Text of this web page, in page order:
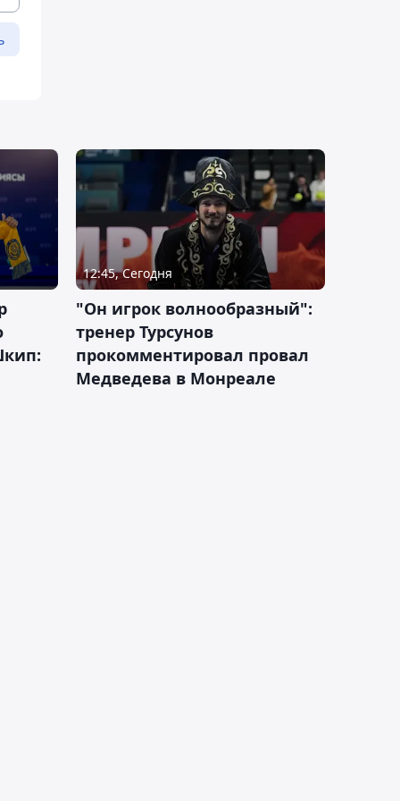
12:45, Сегодня
"Он игрок волнообразный":
тренер Турсунов
прокомментировал провал
Медведева в Монреале